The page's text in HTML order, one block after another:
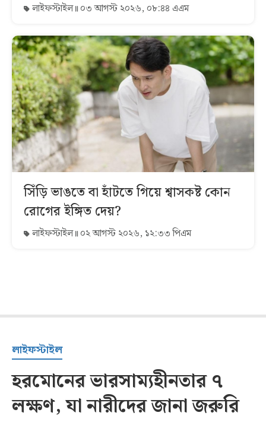
লাইফস্টাইল ০৩ আগস্ট ২০২৬, ০৮:৪৪ এএম
সিঁড়ি ভাঙতে বা হাঁটতে গিয়ে শ্বাসকষ্ট কোন
রোগের ইঙ্গিত দেয়?
লাইফস্টাইল ০২ আগস্ট ২০২৬, ১২:৩৩ পিএম
লাইফস্টাইল
হরমোনের ভারসাম্যহীনতার ৭
লক্ষণ, যা নারীদের জানা জরুরি